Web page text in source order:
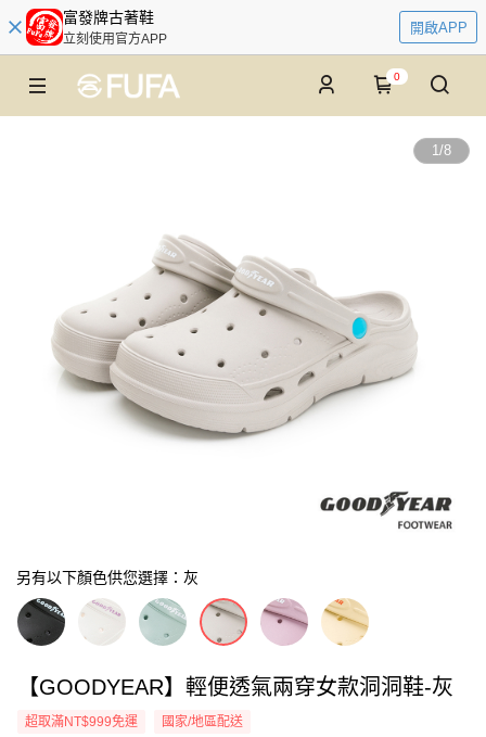
富發牌古著鞋
立刻使用官方APP
開啟APP
0
1/8
另有以下顏色供您選擇：灰
【GOODYEAR】輕便透氣兩穿女款洞洞鞋-灰
超取滿NT$999免運 國家/地區配送